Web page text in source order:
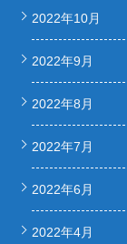
2022年10月
2022年9月
2022年8月
2022年7月
2022年6月
2022年4月